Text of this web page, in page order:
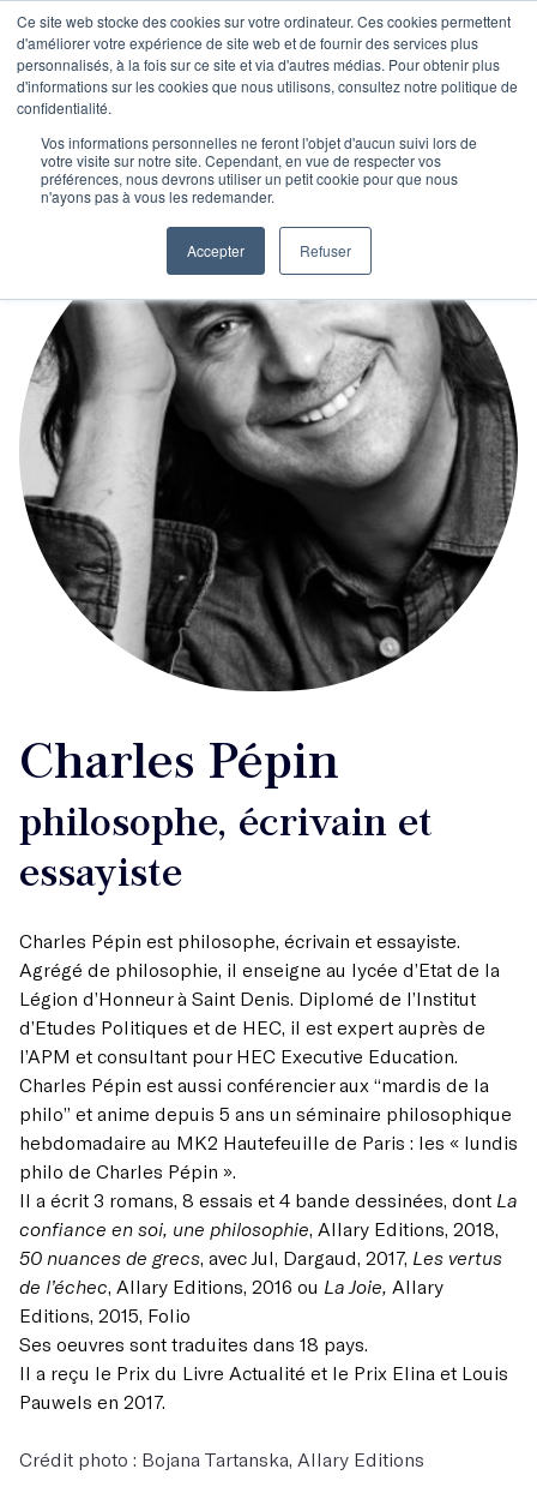
Ce site web stocke des cookies sur votre ordinateur. Ces cookies permettent
d'améliorer votre expérience de site web et de fournir des services plus
personnalisés, à la fois sur ce site et via d'autres médias. Pour obtenir plus
d'informations sur les cookies que nous utilisons, consultez notre politique de
confidentialité.
Vos informations personnelles ne feront l'objet d'aucun suivi lors de
votre visite sur notre site. Cependant, en vue de respecter vos
préférences, nous devrons utiliser un petit cookie pour que nous
n'ayons pas à vous les redemander.
Accepter Refuser
Charles Pépin
philosophe, écrivain et
essayiste
Charles Pépin est philosophe, écrivain et essayiste.
Agrégé de philosophie, il enseigne au lycée d’Etat de la
Légion d’Honneur à Saint Denis. Diplomé de l’Institut
d’Etudes Politiques et de HEC, il est expert auprès de
l’APM et consultant pour HEC Executive Education.
Charles Pépin est aussi conférencier aux “mardis de la
philo” et anime depuis 5 ans un séminaire philosophique
hebdomadaire au MK2 Hautefeuille de Paris : les « lundis
philo de Charles Pépin ».
Il a écrit 3 romans, 8 essais et 4 bande dessinées, dont La
confiance en soi, une philosophie, Allary Editions, 2018,
50 nuances de grecs, avec Jul, Dargaud, 2017, Les vertus
de l’échec, Allary Editions, 2016 ou La Joie, Allary
Editions, 2015, Folio
Ses oeuvres sont traduites dans 18 pays.
Il a reçu le Prix du Livre Actualité et le Prix Elina et Louis
Pauwels en 2017.
Crédit photo : Bojana Tartanska, Allary Editions